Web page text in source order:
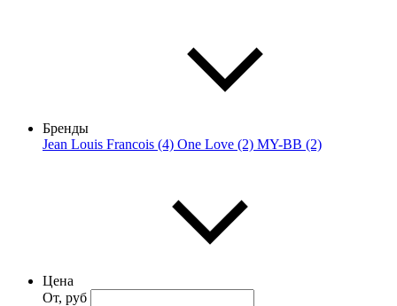
Бренды
Jean Louis Francois (4) One Love (2) MY-BB (2)
Цена
От, руб